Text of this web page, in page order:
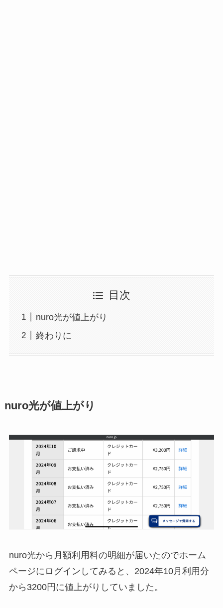
目次
nuro光が値上がり
終わりに
nuro光が値上がり
nuro光から月額利用料の明細が届いたのでホーム
ページにログインしてみると、2024年10月利用分
から3200円に値上がりしていました。